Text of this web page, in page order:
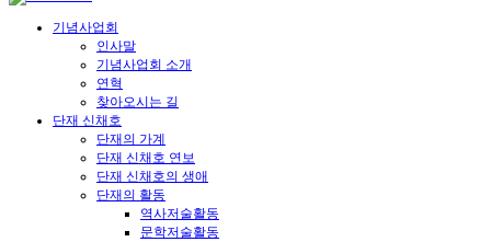
기념사업회
인사말
기념사업회 소개
연혁
찾아오시는 길
단재 신채호
단재의 가계
단재 신채호 연보
단재 신채호의 생애
단재의 활동
역사저술활동
문학저술활동